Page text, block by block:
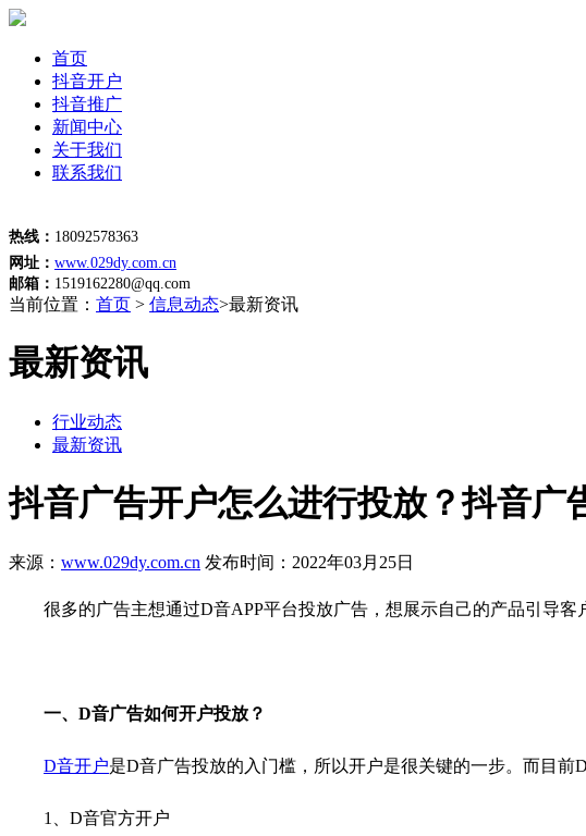
首页
抖音开户
抖音推广
新闻中心
关于我们
联系我们
热线： 18092578363
网址： www.029dy.com.cn
邮箱： 1519162280@qq.com
当前位置： 首页 > 信息动态>最新资讯
最新资讯
行业动态
最新资讯
抖音广告开户怎么进行投放？抖音广
来源： www.029dy.com.cn 发布时间：2022年03月25日
很多的广告主想通过D音APP平台投放广告，想展示自己的产品引导
一、D音广告如何开户投放？
D音开户是D音广告投放的入门槛，所以开户是很关键的一步。而目前
1、D音官方开户